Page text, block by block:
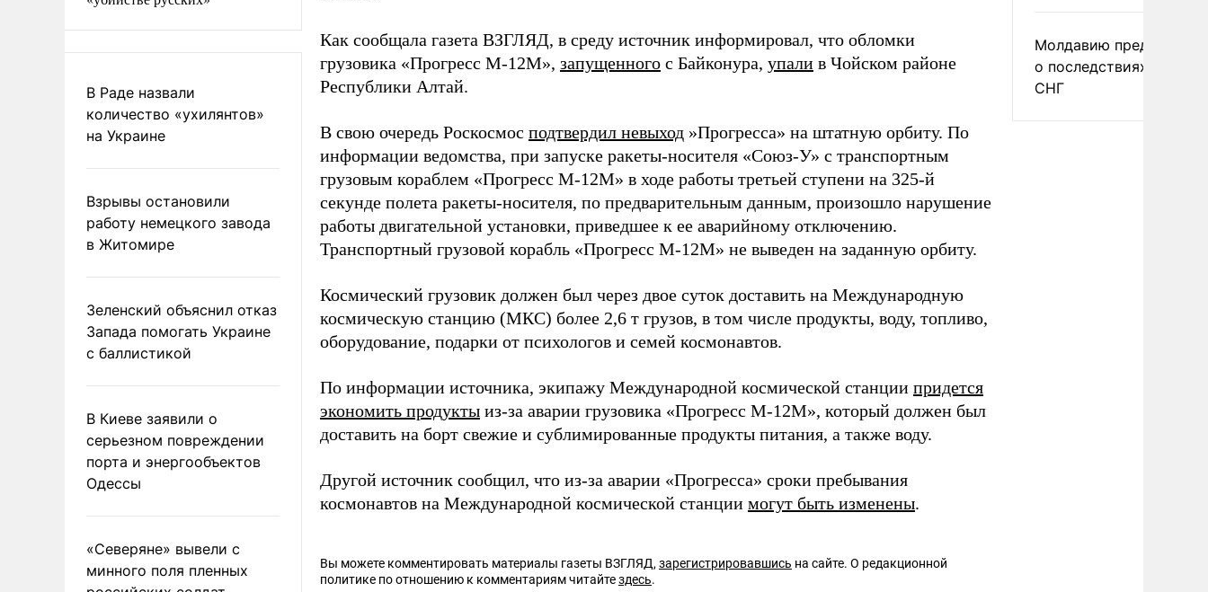
В Раде назвали
количество «ухилянтов»
на Украине
Взрывы остановили
работу немецкого завода
в Житомире
Зеленский объяснил отказ
Запада помогать Украине
с баллистикой
В Киеве заявили о
серьезном повреждении
порта и энергообъектов
Одессы
«Северяне» вывели с
минного поля пленных
Как сообщала газета ВЗГЛЯД, в среду источник информировал, что обломки
грузовика «Прогресс М-12М», запущенного с Байконура, упали в Чойском районе
Республики Алтай.
В свою очередь Роскосмос подтвердил невыход »Прогресса» на штатную орбиту. По
информации ведомства, при запуске ракеты-носителя «Союз-У» с транспортным
грузовым кораблем «Прогресс М-12М» в ходе работы третьей ступени на 325-й
секунде полета ракеты-носителя, по предварительным данным, произошло нарушение
работы двигательной установки, приведшее к ее аварийному отключению.
Транспортный грузовой корабль «Прогресс М-12М» не выведен на заданную орбиту.
Космический грузовик должен был через двое суток доставить на Международную
космическую станцию (МКС) более 2,6 т грузов, в том числе продукты, воду, топливо,
оборудование, подарки от психологов и семей космонавтов.
По информации источника, экипажу Международной космической станции придется
экономить продукты из-за аварии грузовика «Прогресс М-12М», который должен был
доставить на борт свежие и сублимированные продукты питания, а также воду.
Другой источник сообщил, что из-за аварии «Прогресса» сроки пребывания
космонавтов на Международной космической станции могут быть изменены.
Вы можете комментировать материалы газеты ВЗГЛЯД, зарегистрировавшись на сайте. О редакционной
политике по отношению к комментариям читайтездесь.
Молдавию
о последствиях выхода
СНГ